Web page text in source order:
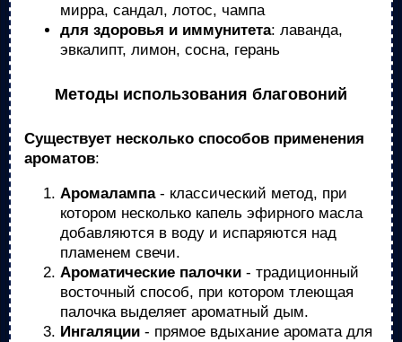
мирра, сандал, лотос, чампа
для здоровья и иммунитета: лаванда,
эвкалипт, лимон, сосна, герань
Методы использования благовоний
Существует несколько способов применения
ароматов:
Аромалампа- классический метод, при
котором несколько капель эфирного масла
добавляются в воду и испаряются над
пламенем свечи.
Ароматические палочки - традиционный
восточный способ, при котором тлеющая
палочка выделяет ароматный дым.
Ингаляции - прямое вдыхание аромата для